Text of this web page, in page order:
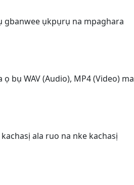
gbanwee ụkpụrụ na mpaghara
bụ WAV (Audio), MP4 (Video) ma
ala ruo na nke kachasị